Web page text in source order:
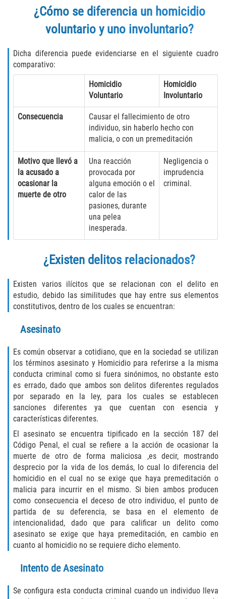
Orden de Protección de Emergencia
Orden de Restricción Permanente
Orden de Restricción Temporal
Órdenes de Restricción
Porno Venganza
Publicar Información Dañina en
Internet
Restricción
Sustracción de Menores
Assault and Battery
Aggravated Trespass
Assault
Assault on a Public Official Battery
Assault with a Deadly Weapon
Battery on a Peace Officer
Battery with Serious Bodily Injury
Corporal Injury
Domestic Violence
Child Abuse
Child Endangerment
Criminal Threat
¿Cómo se diferencia un homicidio
voluntario y uno involuntario?
Dicha diferencia puede evidenciarse en el siguiente cuadro
comparativo:
Homicidio
Voluntario
Homicidio
Involuntario
Consecuencia
Causar el fallecimiento de otro
individuo, sin haberlo hecho con
malicia, o con un premeditación
Motivo que llevó a
la acusado a
ocasionar la
muerte de otro
Una reacción
provocada por
alguna emoción o el
calor de las
pasiones, durante
una pelea
inesperada.
Negligencia o
imprudencia
criminal.
¿Existen delitos relacionados?
Existen varios ilícitos que se relacionan con el delito en
estudio, debido las similitudes que hay entre sus elementos
constitutivos, dentro de los cuales se encuentran:
Asesinato
Es común observar a cotidiano, que en la sociedad se utilizan
los términos asesinato y Homicidio para referirse a la misma
conducta criminal como si fuera sinónimos, no obstante esto
es errado, dado que ambos son delitos diferentes regulados
por separado en la ley, para los cuales se establecen
sanciones diferentes ya que cuentan con esencia y
características diferentes.
El asesinato se encuentra tipificado en la sección 187 del
Código Penal, el cual se refiere a la acción de ocasionar la
muerte de otro de forma maliciosa ,es decir, mostrando
desprecio por la vida de los demás, lo cual lo diferencia del
homicidio en el cual no se exige que haya premeditación o
malicia para incurrir en el mismo. Si bien ambos producen
como consecuencia el deceso de otro individuo, el punto de
partida de su deferencia, se basa en el elemento de
intencionalidad, dado que para calificar un delito como
asesinato se exige que haya premeditación, en cambio en
cuanto al homicidio no se requiere dicho elemento.
Intento de Asesinato
Se configura esta conducta criminal cuando un individuo lleva